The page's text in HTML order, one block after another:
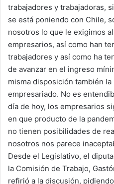
trabajadores y trabajadoras,
se está poniendo con Chile,
nosotros lo que le exigimos
empresarios, así como han
trabajadores y así como ha
de avanzar en el ingreso
misma disposición también
empresariado. No es
día de hoy, los empresarios
en que producto de la
no tienen posibilidades de
nosotros nos parece
Desde el Legislativo, el
la Comisión de Trabajo,
refirió a la discusión,